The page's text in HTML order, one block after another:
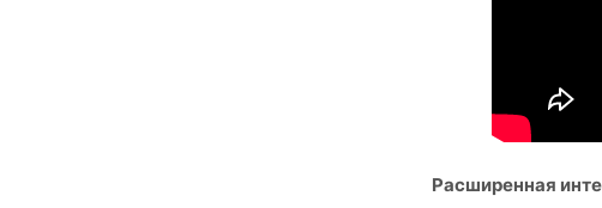
Расширенная